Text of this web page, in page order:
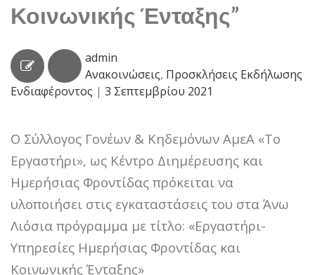
Κοινωνικής Ένταξης”
admin
Ανακοινώσεις, Προσκλήσεις Εκδήλωσης
Ενδιαφέροντος | 3 Σεπτεμβρίου 2021
Ο Σύλλογος Γονέων & Κηδεμόνων ΑμεΑ «Το
Εργαστήρι», ως Κέντρο Διημέρευσης και
Ημερήσιας Φροντίδας πρόκειται να
υλοποιήσει στις εγκαταστάσεις του στα Άνω
Λιόσια πρόγραμμα με τίτλο: «Εργαστήρι-
Υπηρεσίες Ημερήσιας Φροντίδας και
Κοινωνικής Ένταξης»